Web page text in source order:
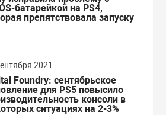
батарейкой на PS4,
препятствовала запуску
2021
Foundry: сентябрьское
для PS5 повысило
консоли в
ситуациях на 2-3%